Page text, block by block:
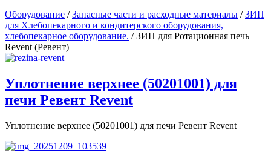
Оборудование /Запасные части и расходные материалы /ЗИП
для Хлебопекарного и кондитерского оборудования,
хлебопекарное оборудование. /ЗИП для Ротационная печь
Revent (Ревент)
Уплотнение верхнее (50201001) для
печи Ревент Revent
Уплотнение верхнее (50201001) для печи Ревент Revent